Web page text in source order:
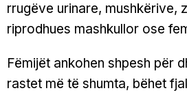
rrugëve urinare, mushkërive,
riprodhues mashkullor ose
Fëmijët ankohen shpesh për
rastet më të shumta, bëhet